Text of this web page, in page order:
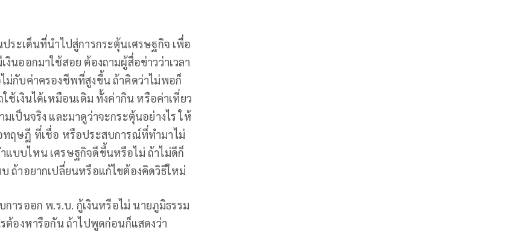
ระเด็นที่นำไปสู่การกระตุ้นเศรษฐกิจ เพื่อ
นออกมาใช้สอย ต้องถามผู้สื่อข่าวว่าเวลา
ม่กับค่าครองชีพที่สูงขึ้น ถ้าคิดว่าไม่พอก็
ช้เงินได้เหมือนเดิม ทั้งค่ากิน หรือค่าเที่ยว
เป็นจริง และมาดูว่าจะกระตุ้นอย่างไร ให้
ฤษฎี ที่เชื่อ หรือประสบการณ์ที่ทำมาไม่
บบไหน เศรษฐกิจดีขึ้นหรือไม่ ถ้าไม่ดีก็
ถ้าอยากเปลี่ยนหรือแก้ไขต้องคิดวิธีใหม่
ารออก พ.ร.บ. กู้เงินหรือไม่ นายภูมิธรรม
ต้องหารือกัน ถ้าไปพูดก่อนก็แสดงว่า